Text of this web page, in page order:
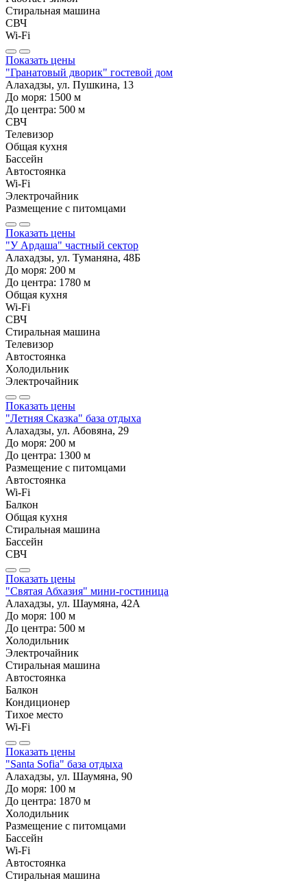
Стиральная машина
СВЧ
Wi-Fi
Показать цены
"Гранатовый дворик" гостевой дом
Алахадзы, ул. Пушкина, 13
До моря: 1500 м
До центра: 500 м
СВЧ
Телевизор
Общая кухня
Бассейн
Автостоянка
Wi-Fi
Электрочайник
Размещение с питомцами
Показать цены
"У Ардаша" частный сектор
Алахадзы, ул. Туманяна, 48Б
До моря: 200 м
До центра: 1780 м
Общая кухня
Wi-Fi
СВЧ
Стиральная машина
Телевизор
Автостоянка
Холодильник
Электрочайник
Показать цены
"Летняя Сказка" база отдыха
Алахадзы, ул. Абовяна, 29
До моря: 200 м
До центра: 1300 м
Размещение с питомцами
Автостоянка
Wi-Fi
Балкон
Общая кухня
Стиральная машина
Бассейн
СВЧ
Показать цены
"Святая Абхазия" мини-гостиница
Алахадзы, ул. Шаумяна, 42А
До моря: 100 м
До центра: 500 м
Холодильник
Электрочайник
Стиральная машина
Автостоянка
Балкон
Кондиционер
Тихое место
Wi-Fi
Показать цены
"Santa Sofia" база отдыха
Алахадзы, ул. Шаумяна, 90
До моря: 100 м
До центра: 1870 м
Холодильник
Размещение с питомцами
Бассейн
Wi-Fi
Автостоянка
Стиральная машина